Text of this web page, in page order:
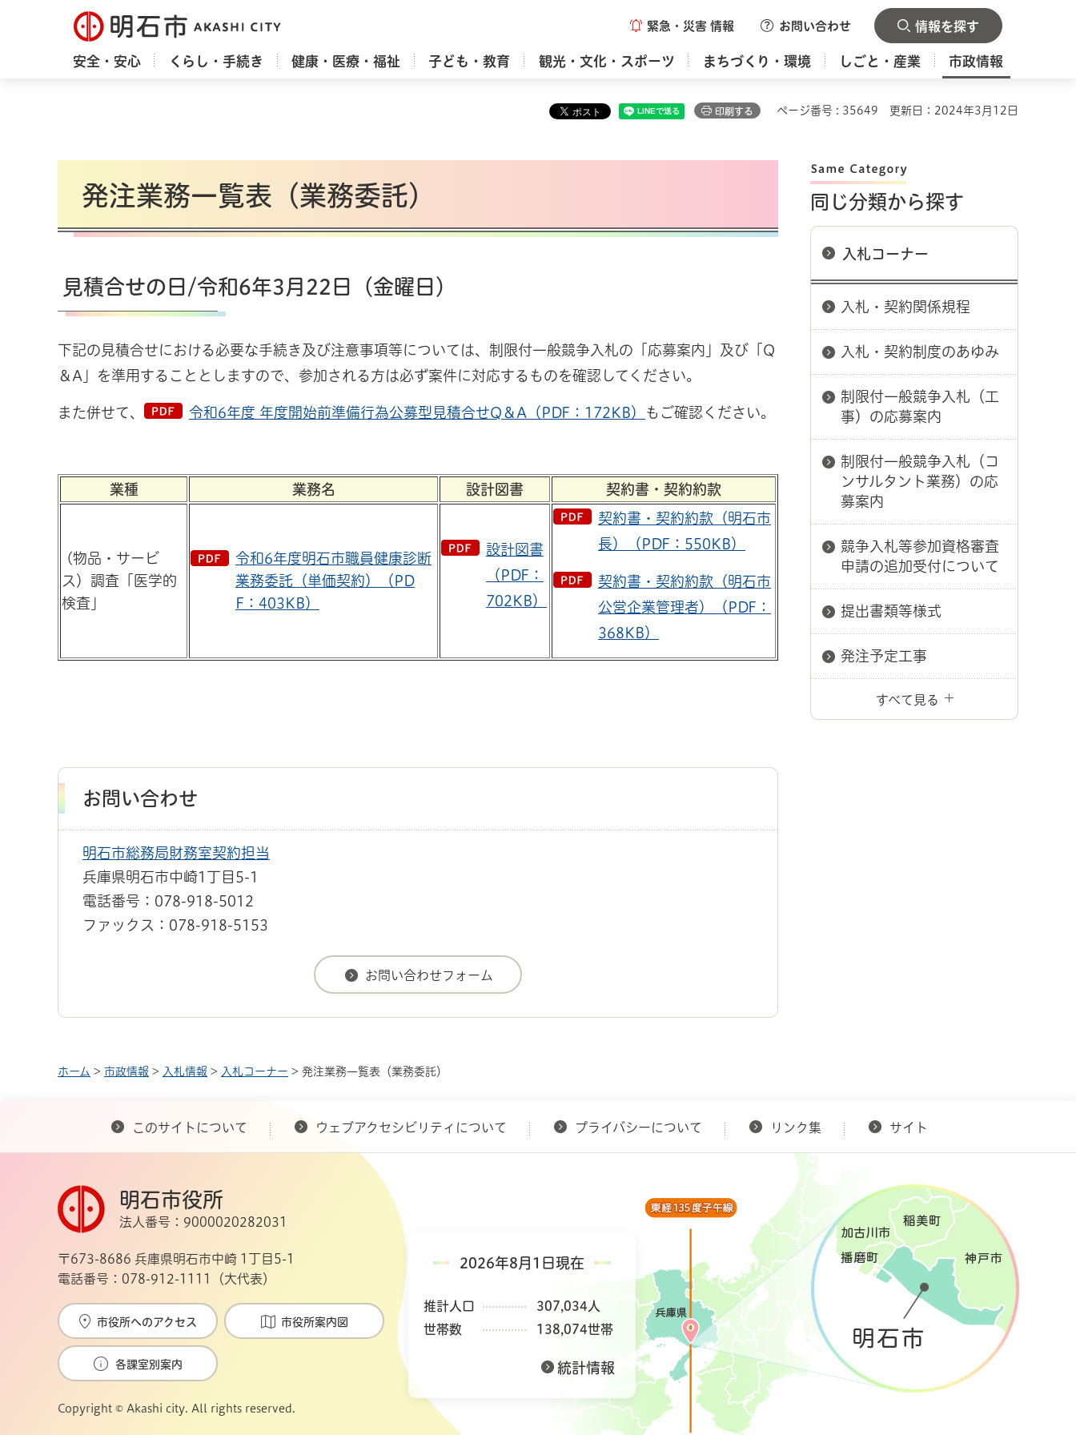
明石市 緊急・災害 情報 お問い合わせ 情報を探す
安全・安心 くらし・手続き 健康・医療・福祉 子ども・教育 観光・文化・スポーツ まちづくり・環境 しごと・産業 市政情報
印刷する ページ番号 : 35649 更新日：2024年3月12日
発注業務一覧表（業務委託）
見積合せの日/令和6年3月22日（金曜日）
下記の見積合せにおける必要な手続き及び注意事項等については、制限付一般競争入札の「応募案内」及び「Q
＆A」を準用することとしますので、参加される方は必ず案件に対応するものを確認してください。
また併せて、 令和6年度 年度開始前準備行為公募型見積合せQ＆A（PDF：172KB） もご確認ください。
業種 業務名 設計図書 契約書・契約約款
(物品・サービ
ス）調査「医学的
検査」
令和6年度明石市職員健康診断
業務委託（単価契約）（PD
F：403KB）
設計図書
（PDF：
702KB）
契約書・契約約款（明石市
長）（PDF：550KB）
契約書・契約約款（明石市
公営企業管理者）（PDF：
368KB）
お問い合わせ
明石市総務局財務室契約担当
兵庫県明石市中崎1丁目5-1
電話番号：078-918-5012
ファックス：078-918-5153
同じ分類から探す
入札コーナー
入札・契約関係規程
入札・契約制度のあゆみ
制限付一般競争入札（工
事）の応募案内
制限付一般競争入札（コ
ンサルタント業務）の応
募案内
競争入札等参加資格審査
申請の追加受付について
提出書類等様式
発注予定工事
すべて見る
ホーム > 市政情報 > 入札情報 > 入札コーナー > 発注業務一覧表（業務委託）
このサイトについて ウェブアクセシビリティについて プライバシーについて リンク集 サイト
2026年8月1日現在
推計人口
307,034人
世帯数
138,074世帯
統計情報
明石市役所
法人番号：9000020282031
〒673-8686 兵庫県明石市中崎 1丁目5-1
電話番号：078-912-1111（大代表）
市役所へのアクセス 市役所案内図
各課室別案内
Copyright © Akashi city. All rights reserved.